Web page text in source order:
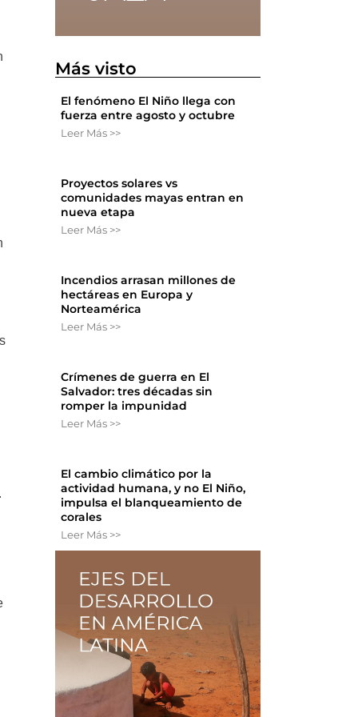
Más visto
El fenómeno El Niño llega con
fuerza entre agosto y octubre
Leer Más >>
Proyectos solares vs
comunidades mayas entran en
nueva etapa
Leer Más >>
Incendios arrasan millones de
hectáreas en Europa y
Norteamérica
Leer Más >>
Crímenes de guerra en El
Salvador: tres décadas sin
romper la impunidad
Leer Más >>
El cambio climático por la
actividad humana, y no El Niño,
impulsa el blanqueamiento de
corales
Leer Más >>